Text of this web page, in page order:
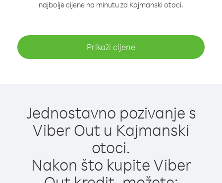
najbolje cijene na minutu za Kajmanski otoci.
Prikaži cijene
Jednostavno pozivanje s
Viber Out u Kajmanski
otoci.
Nakon što kupite Viber